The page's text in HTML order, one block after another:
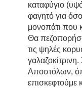
καταφύγιο
φαγητό για
μονοπάτι που
Θα
τις ψηλές
Αποστόλων,
επισκεφτούμε